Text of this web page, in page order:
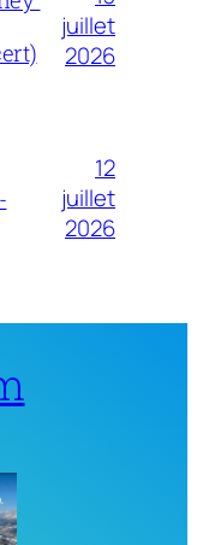
juillet
2026
12
juillet
2026